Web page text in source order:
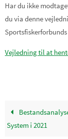
Har du ikke
du via denne
Vejledning til at
System i 2021